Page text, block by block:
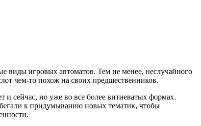
виды игровых автоматов. Тем не менее, неслучайного
чем-то похож на своих предшественников.
сейчас, но уже во все более витиеватых формах.
к придумыванию новых тематик, чтобы